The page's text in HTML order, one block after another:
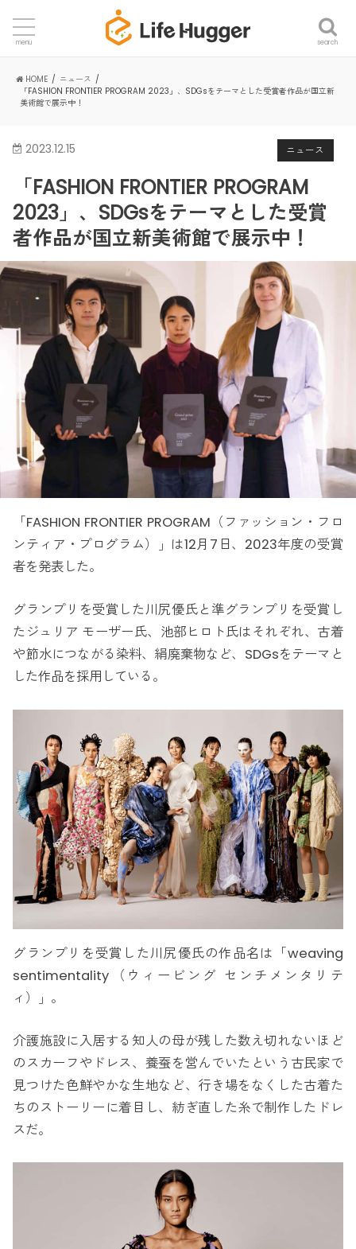
search
menu
HOME
ニュース
「FASHION FRONTIER PROGRAM 2023」、SDGsをテーマとした受賞者作品が国立新
美術館で展示中！
ニュース
2023.12.15
「FASHION FRONTIER PROGRAM
2023」、SDGsをテーマとした受賞
者作品が国立新美術館で展示中！
「FASHION FRONTIER PROGRAM（ファッション・フロ
ンティア・プログラム）」は12月7日、2023年度の受賞
者を発表した。
グランプリを受賞した川尻優氏と準グランプリを受賞し
たジュリア モーザー氏、池部ヒロト氏はそれぞれ、古着
や節水につながる染料、絹廃棄物など、SDGsをテーマと
した作品を採用している。
グランプリを受賞した川尻優氏の作品名は「weaving
sentimentality（ウィービング センチメンタリテ
ィ）」。
介護施設に入居する知人の母が残した数え切れないほど
のスカーフやドレス、養蚕を営んでいたという古民家で
見つけた色鮮やかな生地など、行き場をなくした古着た
ちのストーリーに着目し、紡ぎ直した糸で制作したドレ
スだ。